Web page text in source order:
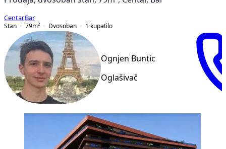
Centar,Bar
Stan
79m² Dvosoban 1 kupatilo
Ognjen Buntic
Oglašivač